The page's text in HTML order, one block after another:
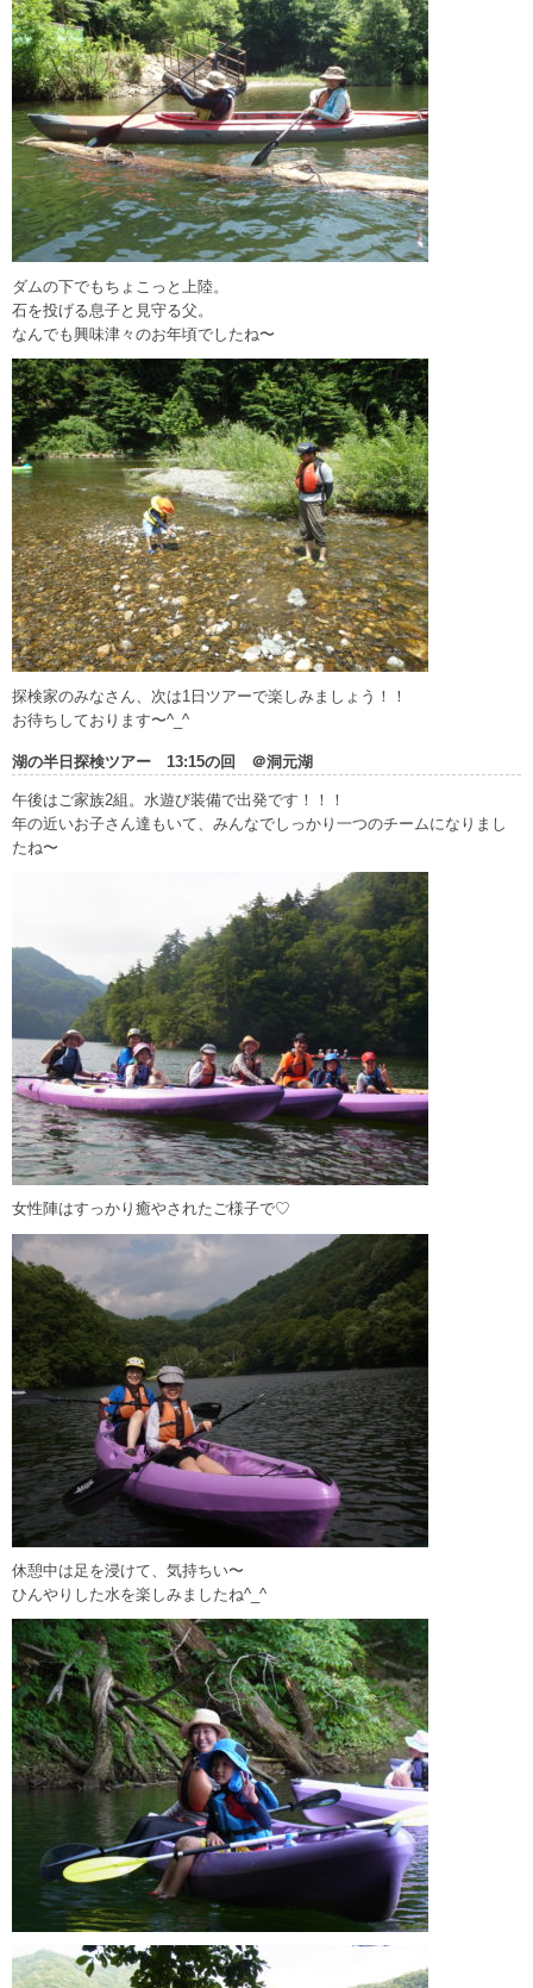
ダムの下でもちょこっと上陸。
石を投げる息子と見守る父。
なんでも興味津々のお年頃でしたね〜
探検家のみなさん、次は1日ツアーで楽しみましょう！！
お待ちしております〜^_^
湖の半日探検ツアー 13:15の回 ＠洞元湖
午後はご家族2組。水遊び装備で出発です！！！
年の近いお子さん達もいて、みんなでしっかり一つのチームになりまし
たね〜
女性陣はすっかり癒やされたご様子で♡
休憩中は足を浸けて、気持ちい〜
ひんやりした水を楽しみましたね^_^